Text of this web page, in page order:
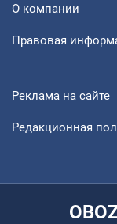
О компании
Правовая
Реклама на сайте
Редакционная